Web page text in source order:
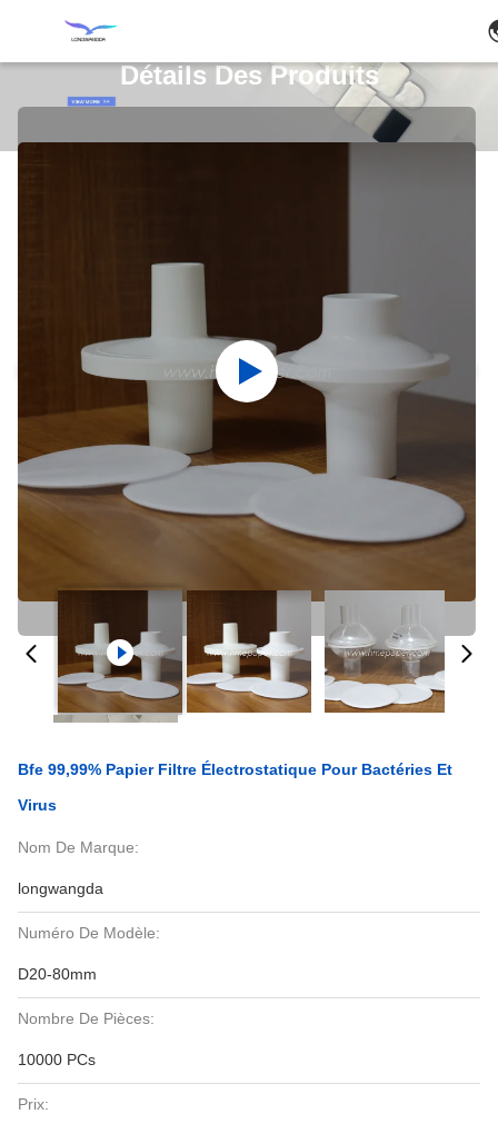
Détails Des Produits
Bfe 99,99% Papier Filtre Électrostatique Pour Bactéries Et
Virus
Nom De Marque:
longwangda
Numéro De Modèle:
D20-80mm
Nombre De Pièces:
10000 PCs
Prix: